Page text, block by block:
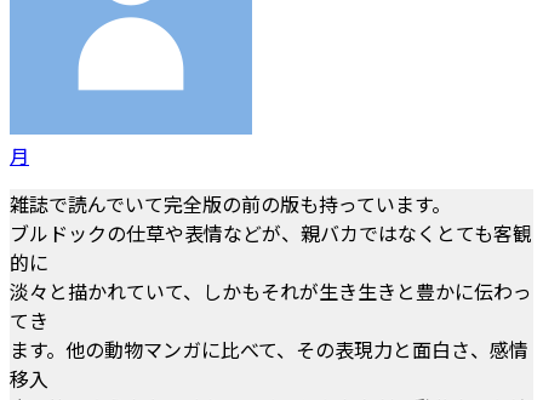
月
雑誌で読んでいて完全版の前の版も持っています。
ブルドックの仕草や表情などが、親バカではなくとても客観
的に
淡々と描かれていて、しかもそれが生き生きと豊かに伝わっ
てき
ます。他の動物マンガに比べて、その表現力と面白さ、感情
移入